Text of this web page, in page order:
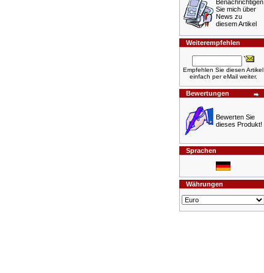
Benachrichtigen
Sie mich über
News zu
diesem Artikel
Weiterempfehlen
Empfehlen Sie diesen Artikel
einfach per eMail weiter.
Bewertungen
Bewerten Sie
dieses Produkt!
Sprachen
Währungen